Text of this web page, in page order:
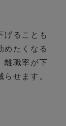
げることも
めたくなる
離職率が下
せます。